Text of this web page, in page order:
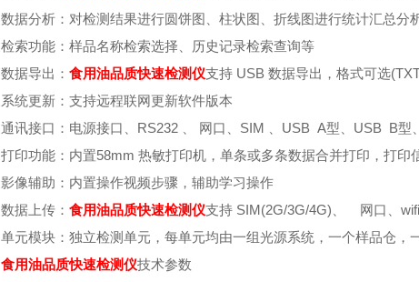
数据分析：对检测结果进行圆饼图、柱状图、折线图进行统计汇总分
检索功能：样品名称检索选择、历史记录检索查询等
数据导出：食用油品质快速检测仪支持 USB 数据导出，格式可选
系统更新：支持远程联网更新软件版本
通讯接口：电源接口、RS232 、 网口、SIM 、USB A型、USB B型
打印功能：内置58mm 热敏打印机，单条或多条数据合并打印，打
影像辅助：内置操作视频步骤，辅助学习操作
数据上传：食用油品质快速检测仪支持 SIM(2G/3G/4G)、 网口、
单元模块：独立检测单元，每单元均由一组光源系统，一个样品仓，
食用油品质快速检测仪技术参数